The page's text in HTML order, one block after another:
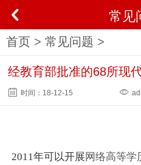
常见
首页> 常见问题 >
经教育部批准的68所现
时间： 18-12-15
2011年可以开展网络高等学